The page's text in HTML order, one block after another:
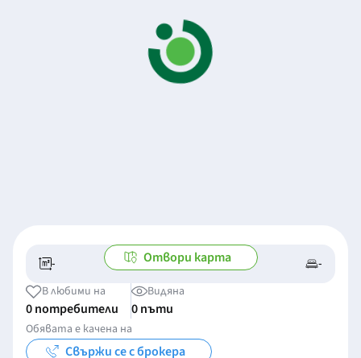
- -/- -
Отвори карта
В любими на
0 потребители
Видяна
0 пъти
Обявата е качена на
Свържи се с брокера